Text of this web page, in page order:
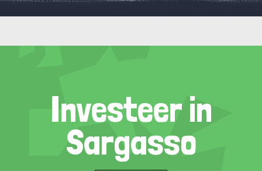
Investeer in
Sargasso